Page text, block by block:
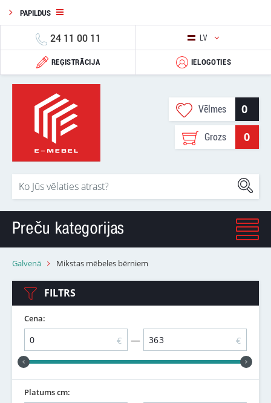
PAPILDUS
24 11 00 11 LV
REĢISTRĀCIJA IELOGOTIES
Vēlmes 0
Grozs 0
Preču kategorijas
Galvenā Mikstas mēbeles bērniem
FILTRS
Cena:
€ — €
Platums cm: